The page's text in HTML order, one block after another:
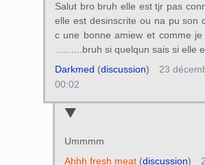
Salut bro bruh elle est tjr pas
elle est desinscrite ou na pu son
c une bonne amiew et comme
..........bruh si quelqun sais si elle
Darkmed (discussion)
23
00:02
Ummmm
Ahhh fresh meat(discussion)